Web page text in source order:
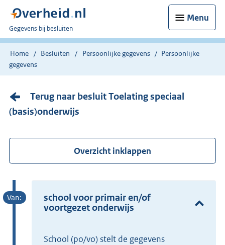
Menu
U
bent
nu
Gegevens bij besluiten
Home Besluiten Persoonlijke gegevens
Persoonlijke
gegevens
Terug naar besluit Toelating speciaal
(basis)onderwijs
Overzicht inklappen
school voor primair en/of
voortgezet onderwijs
school (po/vo) stelt de gegevens